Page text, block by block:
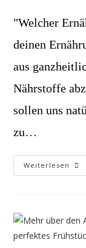
"Welcher
deinen
aus
Nährstoffe
sollen uns
zu…
Weiterlesen
Mit